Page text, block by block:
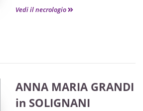
Bruno Soli
ed i parenti tutti ne danno il triste
Vedi il necrologio
ANNA MARIA GRANDI
in SOLIGNANI